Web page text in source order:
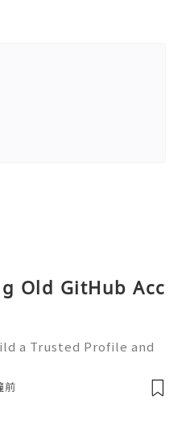
Old GitHub Acc
a Trusted Profile and
and collabo
前